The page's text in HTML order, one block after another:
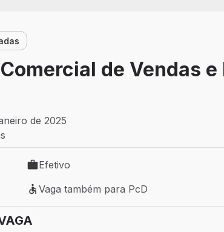
de Vendas
de 2025
Paulo - SP
Tipo de vaga: Efetivo
Efetivo
Vaga também para PcD
Vaga também para PcD